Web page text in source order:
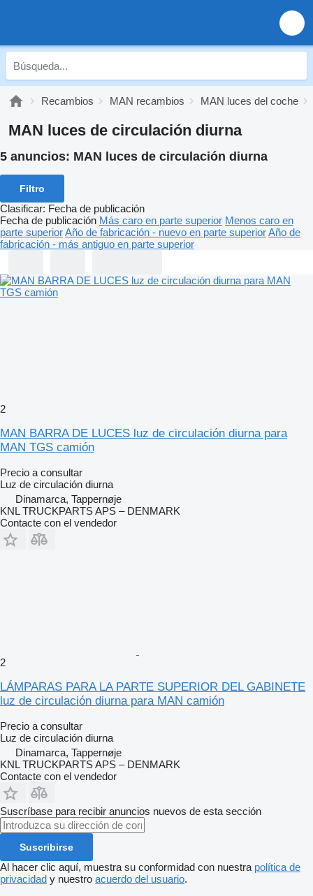
Recambios MAN recambios MAN luces del coche
MAN luces de circulación diurna
5 anuncios: MAN luces de circulación diurna
Filtro
Clasificar: Fecha de publicación
Fecha de publicación Más caro en parte superior Menos caro en
parte superiorAño de fabricación - nuevo en parte superiorAño de
fabricación - más antiguo en parte superior
2
MAN BARRA DE LUCES luz de circulación diurna para
MAN TGS camión
Precio a consultar
Luz de circulación diurna
Dinamarca, Tappernøje
KNL TRUCKPARTS APS – DENMARK
Contacte con el vendedor
2
LÁMPARAS PARA LA PARTE SUPERIOR DEL GABINETE
luz de circulación diurna para MAN camión
Precio a consultar
Luz de circulación diurna
Dinamarca, Tappernøje
KNL TRUCKPARTS APS – DENMARK
Contacte con el vendedor
Suscríbase para recibir anuncios nuevos de esta sección
Suscribirse
Al hacer clic aquí, muestra su conformidad con nuestra política de
privacidad y nuestro acuerdo del usuario.